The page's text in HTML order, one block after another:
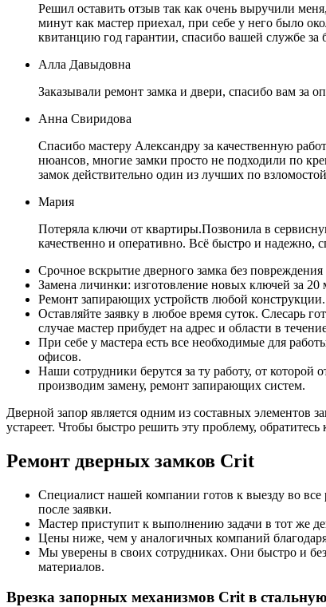
Решил оставить отзыв так как очень выручили
минут как мастер приехал, при себе у него было
квитанцию год гарантии, спасибо вашей службе
Алла Давыдовна
Заказывали ремонт замка и двери, спасибо вам за
Анна Свиридова
Спасибо мастеру Александру за качественную
нюансов, многие замки просто не подходили по
замок действительно один из лучших по
Мария
Потеряла ключи от квартиры.Позвонила в
качественно и оперативно. Всё быстро и надежно,
Срочное вскрытие дверного замка без
Замена личинки: изготовление новых ключей за 20
Ремонт запирающих устройств любой
Оставляйте заявку в любое время суток. Слесарь
случае мастер прибудет на адрес и области в
При себе у мастера есть все необходимые для
офисов.
Наши сотрудники берутся за ту работу, от
производим замену, ремонт запирающих систем.
Дверной запор является одним из составных элементов
устареет. Чтобы быстро решить эту проблему, обратитесь
Ремонт дверных замков Crit
Специалист нашей компании готов к выезду во все
после заявки.
Мастер приступит к выполнению задачи в тот же
Цены ниже, чем у аналогичных компаний
Мы уверены в своих сотрудниках. Они быстро и
материалов.
Врезка запорных механизмов Crit в